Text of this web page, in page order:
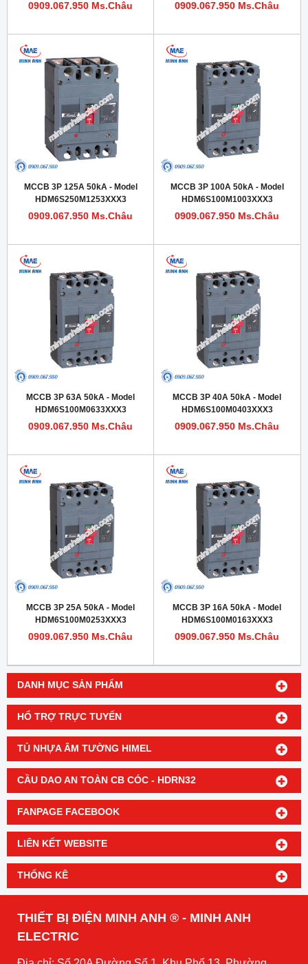
DANH MỤC SẢN PHẨM
HỔ TRỢ TRỰC TUYẾN
TỦ NHỰA ÂM TƯỜNG HIMEL
CẦU DAO AN TOÀN CB CÓC - HDRN32
FANPAGE FACEBOOK
LIÊN KẾT WEBSITE
THỐNG KÊ
0909.067.950 Ms.Châu 0909.067.950 Ms.Châu
MCCB 3P 125A 50kA - Model
HDM6S250M1253XXX3
0909.067.950 Ms.Châu
MCCB 3P 100A 50kA - Model
HDM6S100M1003XXX3
0909.067.950 Ms.Châu
MCCB 3P 63A 50kA - Model
HDM6S100M0633XXX3
0909.067.950 Ms.Châu
MCCB 3P 40A 50kA - Model
HDM6S100M0403XXX3
0909.067.950 Ms.Châu
MCCB 3P 25A 50kA - Model
HDM6S100M0253XXX3
0909.067.950 Ms.Châu
MCCB 3P 16A 50kA - Model
HDM6S100M0163XXX3
0909.067.950 Ms.Châu
THIẾT BỊ ĐIỆN MINH ANH ® - MINH ANH
ELECTRIC